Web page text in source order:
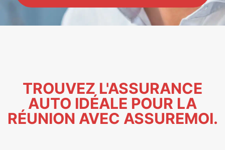
TROUVEZ L'ASSURANCE
AUTO IDÉALE POUR LA
RÉUNION AVEC ASSUREMOI.